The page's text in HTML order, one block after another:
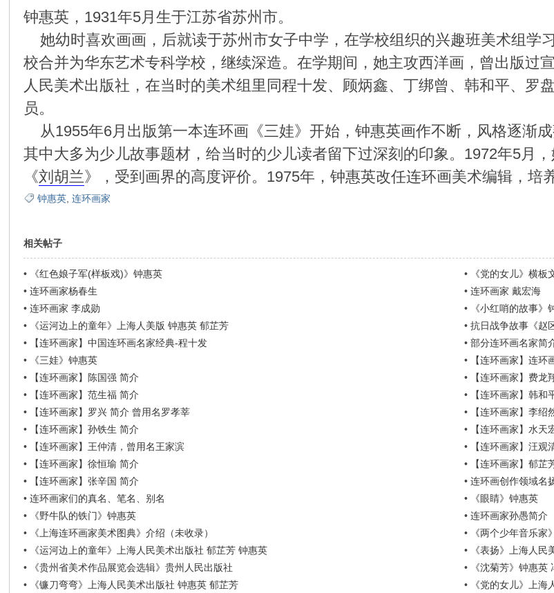
钟惠英，1931年5月生于江苏省苏州市。
她幼时喜欢画画，后就读于苏州市女子中学，在学校组织的兴趣班美术组学
校合并为华东艺术专科学校，继续深造。在学期间，她主攻西洋画，曾出版过
人民美术出版社，在当时的美术组里同程十发、顾炳鑫、丁绑曾、韩和平、罗
员。
从1955年6月出版第一本连环画《三娃》开始，钟惠英画作不断，风格逐渐
其中大多为少儿故事题材，给当时的少儿读者留下过深刻的印象。1972年5月
《刘胡兰》，受到画界的高度评价。1975年，钟惠英改任连环画美术编辑，培
钟惠英 ,连环画家
相关帖子
• 《红色娘子军(样板戏)》钟惠英 •
《党的女儿》横板
•连环画家杨春生 • 连环画家 戴宏海
•连环画家 李成勋 •
《小红哨的故事》
•
《运河边上的童年》上海人美版 钟惠英 郁芷芳 • 抗日战争故事《赵
•
【连环画家】中国连环画名家经典-程十发 • 部分连环画名家简
•
《三娃》钟惠英 •
【连环画家】连
•
【连环画家】陈国强 简介 •
【连环画家】费龙
•
【连环画家】范生福 简介 •
【连环画家】韩和
•
【连环画家】罗兴 简介 曾用名罗孝莘 •
【连环画家】李绍
•
【连环画家】孙铁生 简介 •
【连环画家】水天
•
【连环画家】王仲清，曾用名王家滨 •
【连环画家】汪观
•
【连环画家】徐恒瑜 简介 •
【连环画家】郁芷
•
【连环画家】张辛国 简介 • 连环画创作领域名
•连环画家们的真名、笔名、别名 •
《眼睛》钟惠英
•
《野牛队的铁门》钟惠英 • 连环画家孙愚简介
•
《上海连环画家美术图典》介绍（未收录） •
《两个少年音乐
•
《运河边上的童年》上海人民美术出版社 郁芷芳 钟惠英 •
《表扬》上海人民
•
《贵州省美术作品展览会选辑》贵州人民出版社 •
《沈菊芳》钟惠英
•
《镰刀弯弯》上海人民美术出版社 钟惠英 郁芷芳 • 《党的女儿》上